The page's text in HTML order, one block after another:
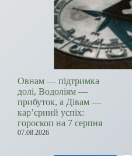
Овнам — підтримка
долі, Водоліям —
прибуток, а Дівам —
кар’єрний успіх:
гороскоп на 7 серпня
07.08.2026